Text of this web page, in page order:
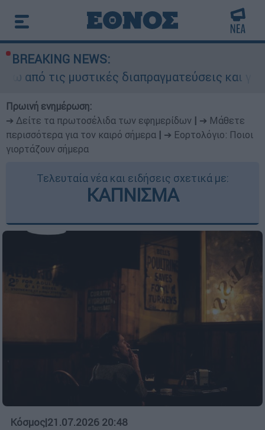
BREAKING NEWS:
διαπραγματεύσεις και γιατί
Πρωινή ενημέρωση:
➔ Δείτε τα πρωτοσέλιδα των εφημερίδων
➔ Μάθετε
περισσότερα για τον καιρό σήμερα
➔ Εορτολόγιο: Ποιοι
γιορτάζουν σήμερα
Τελευταία νέα και ειδήσεις σχετικά με:
ΚΑΠΝΙΣΜΑ
Κόσμος|21.07.2026 20:48